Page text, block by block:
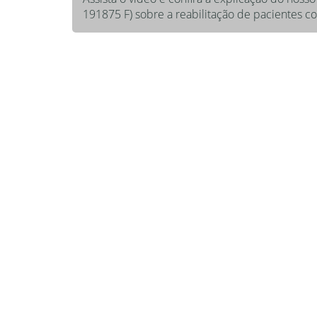
191875 F) sobre a reabilitação de pacientes